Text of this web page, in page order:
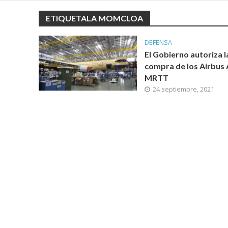
ETIQUETALA MOMCLOA
DEFENSA
El Gobierno autoriza
compra de los Airbus
MRTT
24 septiembre, 2021